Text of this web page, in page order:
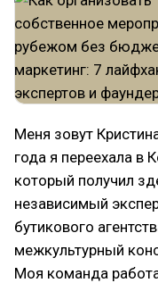
Меня зовут
года я переехала в
который получил
независимый
бутикового
межкультурный
Моя команда